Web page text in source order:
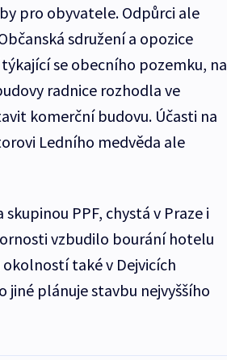
pro obyvatele. Odpůrci ale
sdružení a opozice
se obecního pozemku, na
radnice rozhodla ve
komerční budovu. Účasti na
Ledního medvěda ale
PPF, chystá v Praze i
vzbudilo bourání hotelu
také v Dejvicích
plánuje stavbu nejvyššího